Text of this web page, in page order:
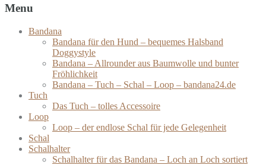
Menu
Bandana
Bandana für den Hund – bequemes Halsband
Doggystyle
Bandana – Allrounder aus Baumwolle und bunter
Fröhlichkeit
Bandana – Tuch – Schal – Loop – bandana24.de
Tuch
Das Tuch – tolles Accessoire
Loop
Loop – der endlose Schal für jede Gelegenheit
Schal
Schalhalter
Schalhalter für das Bandana – Loch an Loch sortiert